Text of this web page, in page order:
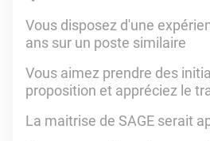
Vous disposez d'une
ans sur un poste similaire
Vous aimez prendre des
proposition et appréciez le
La maitrise de SAGE serait